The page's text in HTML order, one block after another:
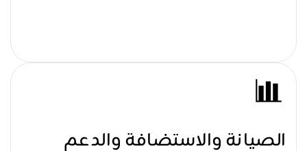
الصيانة والاستضافة والدعم